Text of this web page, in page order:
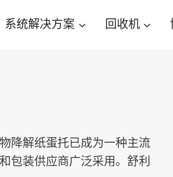
系统解决方案 回收机
降解纸蛋托已成为一种主流
包装供应商广泛采用。舒利